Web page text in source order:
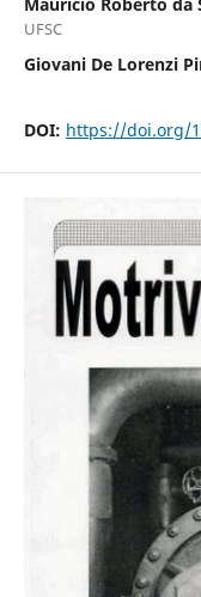
UFSC
Giovani De Lorenzi
DOI: https://doi.org/